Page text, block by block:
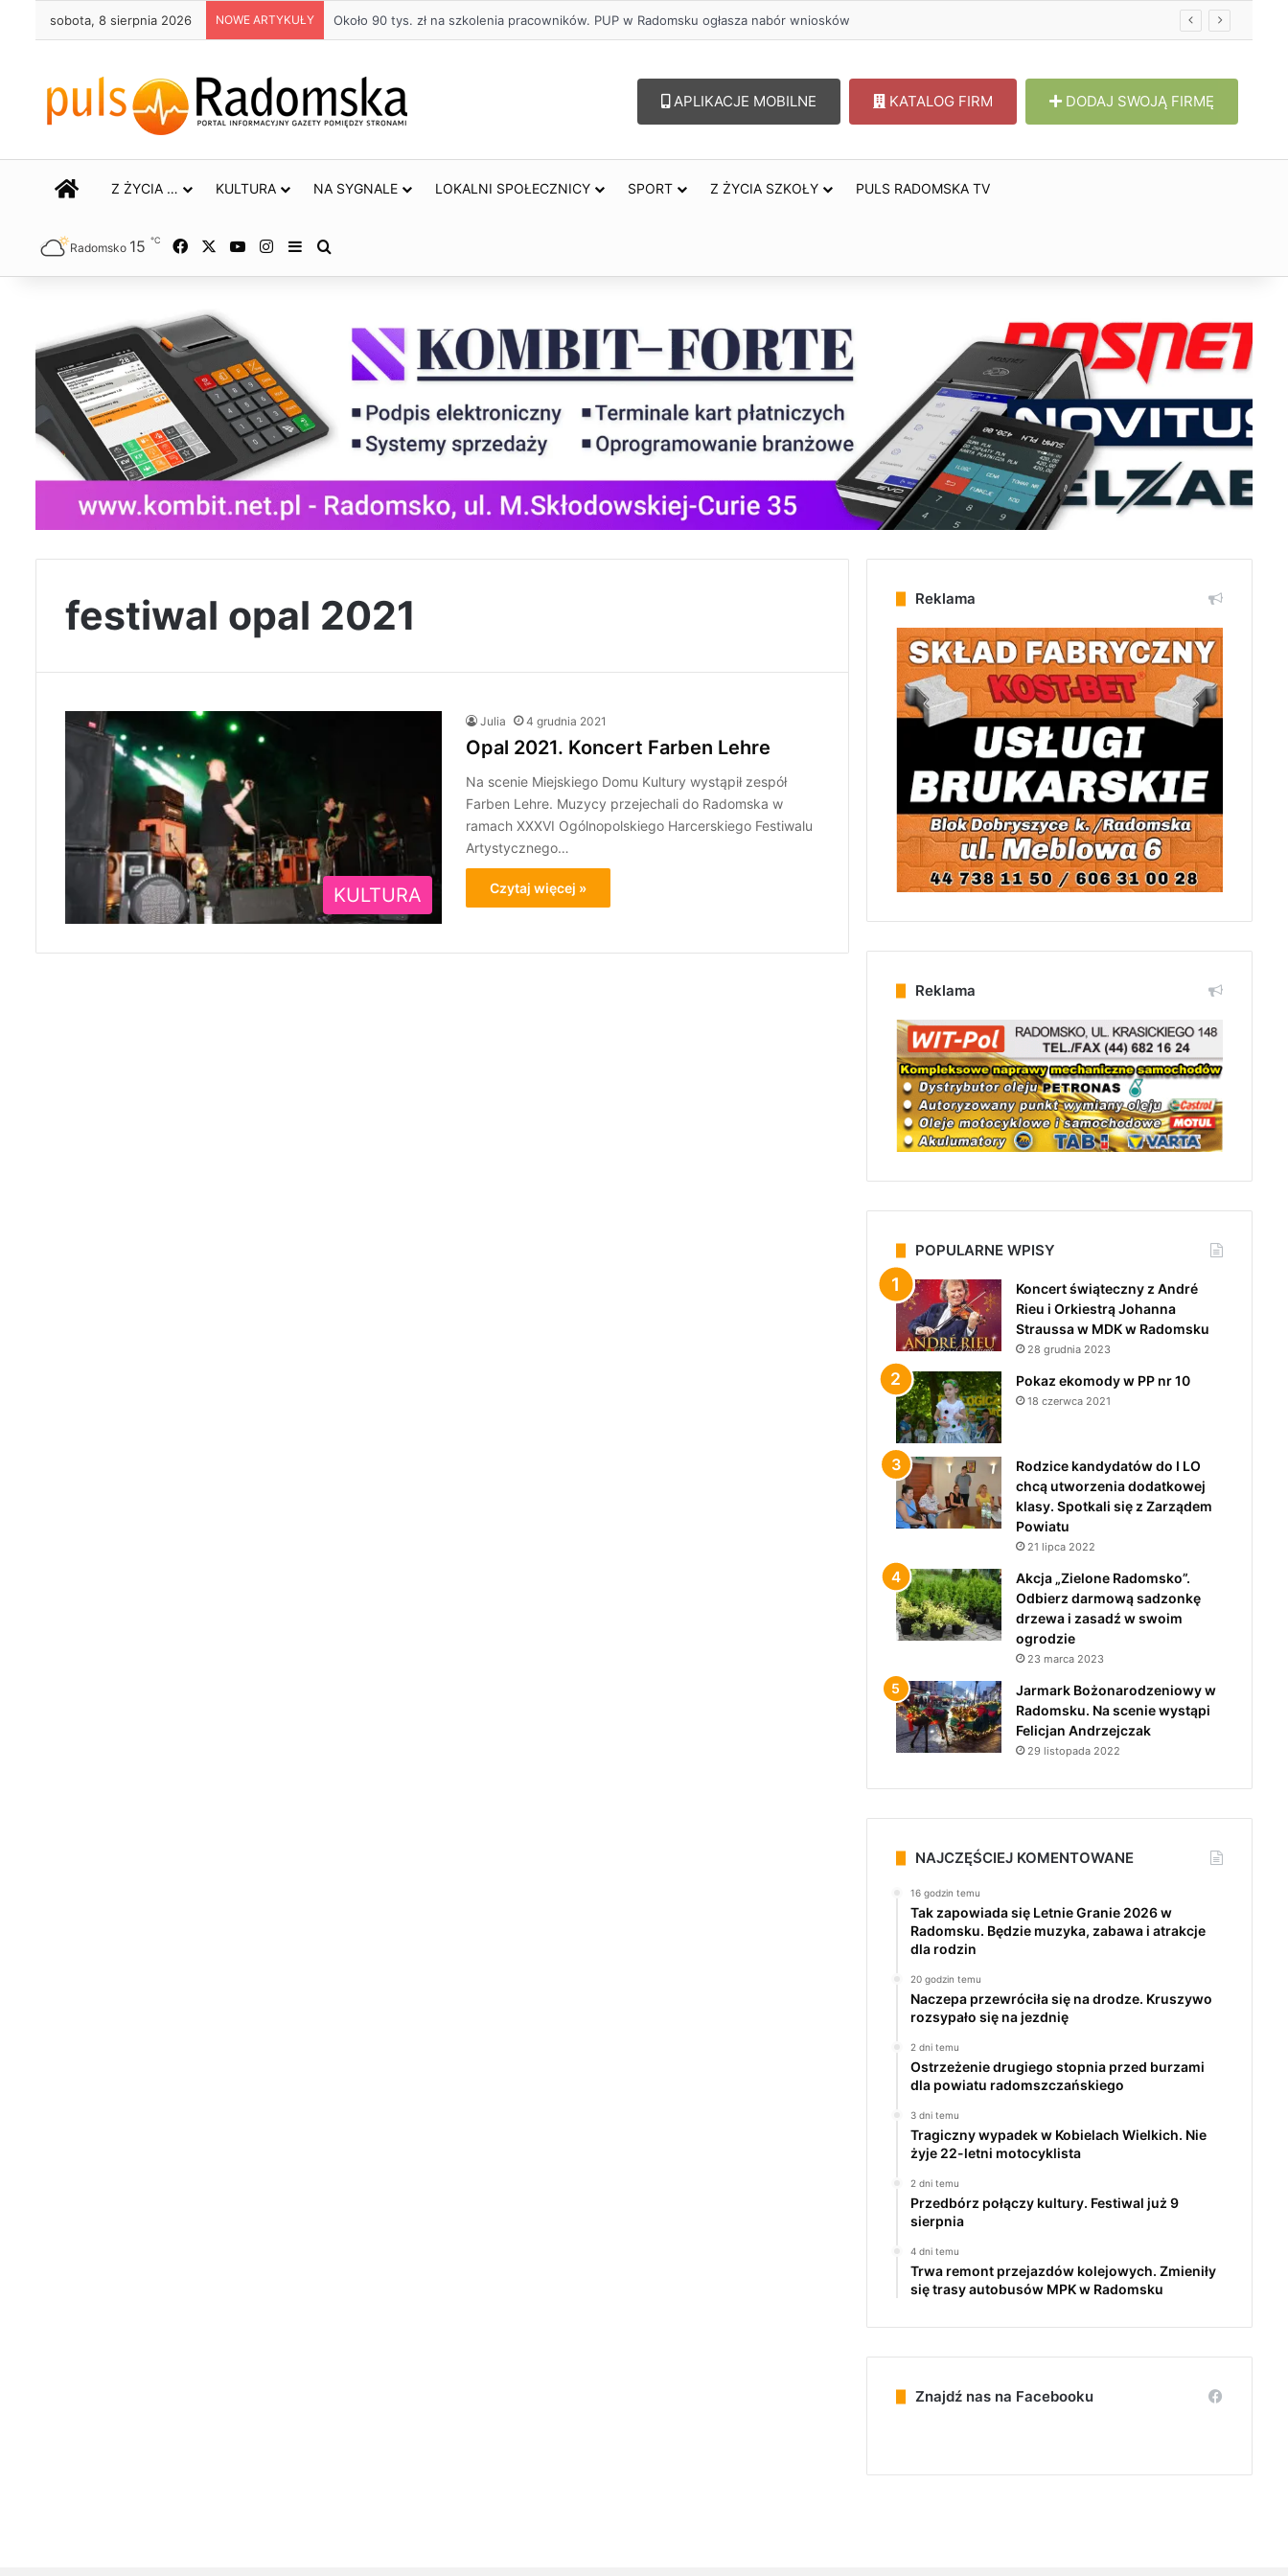
sobota, 8 sierpnia 2026 NOWE ARTYKUŁY Około 90 tys. zł na szkolenia pracowników. PUP w Radomsku ogłasza nabór wniosków
APLIKACJE MOBILNE KATALOG FIRM DODAJ SWOJĄ FIRMĘ
STRONA GŁÓWNA
Z ŻYCIA … KULTURA NA SYGNALE LOKALNI SPOŁECZNICY SPORT Z ŻYCIA SZKOŁY PULS RADOMSKA TV
Radomsko 15 ℃ Facebook YouTubeInstagram
Sidebar
festiwal opal 2021
KULTURA
Julia 4 grudnia 2021
Opal 2021. Koncert Farben Lehre
Na scenie Miejskiego Domu Kultury wystąpił zespół
Farben Lehre. Muzycy przejechali do Radomska w
ramach XXXVI Ogólnopolskiego Harcerskiego Festiwalu
Artystycznego…
Czytaj więcej »
Reklama
Reklama
POPULARNE WPISY
Koncert świąteczny z André
Rieu i Orkiestrą Johanna
Straussa w MDK w Radomsku
28 grudnia 2023
Pokaz ekomody w PP nr 10
18 czerwca 2021
Rodzice kandydatów do I LO
chcą utworzenia dodatkowej
klasy. Spotkali się z Zarządem
Powiatu
21 lipca 2022
Akcja „Zielone Radomsko”.
Odbierz darmową sadzonkę
drzewa i zasadź w swoim
ogrodzie
23 marca 2023
Jarmark Bożonarodzeniowy w
Radomsku. Na scenie wystąpi
Felicjan Andrzejczak
29 listopada 2022
NAJCZĘŚCIEJ KOMENTOWANE
16 godzin temu
Tak zapowiada się Letnie Granie 2026 w
Radomsku. Będzie muzyka, zabawa i atrakcje
dla rodzin
20 godzin temu
Naczepa przewróciła się na drodze. Kruszywo
rozsypało się na jezdnię
2 dni temu
Ostrzeżenie drugiego stopnia przed burzami
dla powiatu radomszczańskiego
3 dni temu
Tragiczny wypadek w Kobielach Wielkich. Nie
żyje 22-letni motocyklista
2 dni temu
Przedbórz połączy kultury. Festiwal już 9
sierpnia
4 dni temu
Trwa remont przejazdów kolejowych. Zmieniły
się trasy autobusów MPK w Radomsku
Znajdź nas na Facebooku